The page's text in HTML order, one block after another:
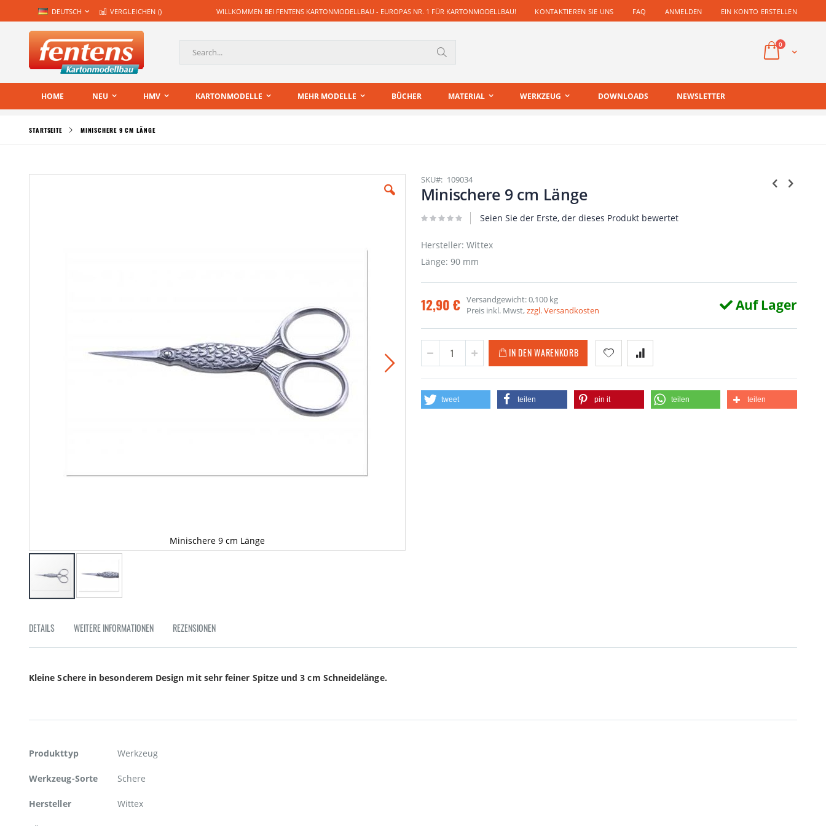
Zum
Inhalt
springen
SPRACHEDEUTSCH WILLKOMMEN BEI FENTENS KARTONMODELLBAU - EUROPAS NR. 1 FÜR KARTONMODELLBAU! KONTAKTIEREN SIE UNS
VERGLEICHEN () FAQ ANMELDEN EIN KONTO ERSTELLEN
Cart
0Artikel
HOME NEU HMV KARTONMODELLE MEHR MODELLE BÜCHER MATERIAL WERKZEUG DOWNLOADS NEWSLETTER
STARTSEITE MINISCHERE 9 CM LÄNGE
Minischere 9 cm Länge
der
springen
SKU 109034
Minischere 9 cm Länge
Seien Sie der Erste, der dieses Produkt bewertet
Hersteller: Wittex
Länge: 90 mm
12,90 € Versandgewicht: 0,100 kg
Preis inkl. Mwst,zzgl. Versandkosten Auf Lager
IN DEN WARENKORB
tweet teilen pin it teilen teilen
DETAILS WEITERE INFORMATIONEN REZENSIONEN
Kleine Schere in besonderem Design mit sehr feiner Spitze und 3 cm Schneidelänge.
Weitere
Produkttyp Werkzeug
Werkzeug-Sorte Schere
Hersteller Wittex